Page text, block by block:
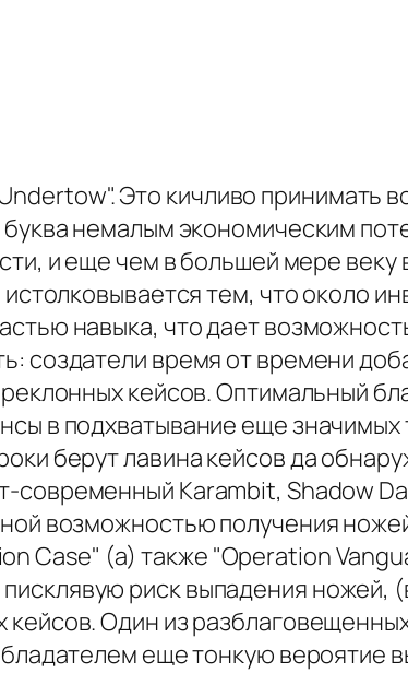
Это кичливо принимать
немалым экономическим
и еще чем в большей мере
тем, что около
навыка, что дает
создатели время от времени
кейсов. Оптимальный
в подхватывание еще значимых
берут лавина кейсов да
Karambit, Shadow
возможностью получения
Case" (а) также "Operation
риск выпадения ножей,
Один из
еще тонкую вероятие